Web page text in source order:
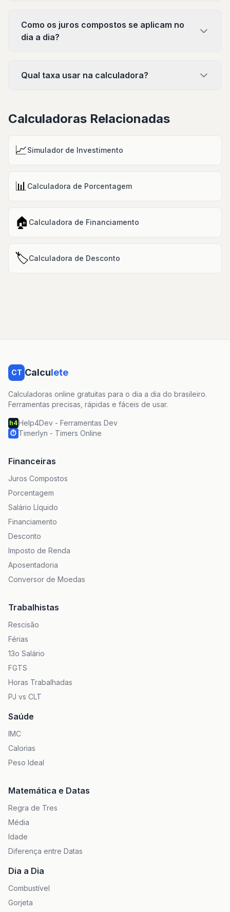
Como os juros compostos se aplicam no
dia a dia?
Qual taxa usar na calculadora?
Calculadoras Relacionadas
📈Simulador de Investimento
📊Calculadora de Porcentagem
🏠 Calculadora de Financiamento
🏷️Calculadora de Desconto
CT Calculete
Calculadoras online gratuitas para o dia a dia do brasileiro.
Ferramentas precisas, rápidas e fáceis de usar.
h4Help4Dev - Ferramentas Dev
⏱ Timerlyn - Timers Online
Financeiras
Juros Compostos
Porcentagem
Salário Líquido
Financiamento
Desconto
Imposto de Renda
Aposentadoria
Conversor de Moedas
Trabalhistas
Rescisão
Férias
13o Salário
FGTS
Horas Trabalhadas
PJ vs CLT
Saúde
IMC
Calorias
Peso Ideal
Matemática e Datas
Regra de Tres
Média
Idade
Diferença entre Datas
Dia a Dia
Combustível
Gorjeta